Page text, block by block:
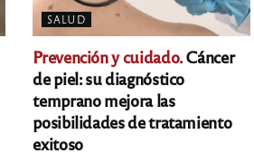
SALUD
Prevención y cuidado.Cáncer
de piel: su diagnóstico
temprano mejora las
posibilidades de tratamiento
exitoso